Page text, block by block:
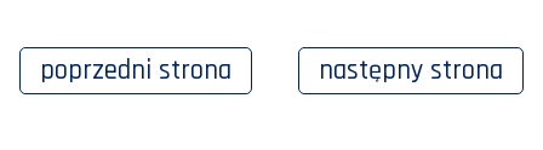
poprzedni strona następny strona